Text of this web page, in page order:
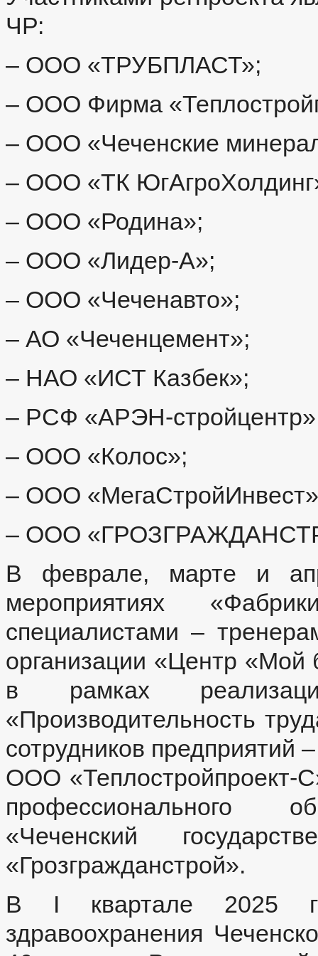
ЧР:
– ООО «ТРУБПЛАСТ»;
– ООО Фирма
– ООО «Чеченские
– ООО «ТК
– ООО «Родина»;
– ООО «Лидер-А»;
– ООО «Чеченавто»;
– АО «Чеченцемент»;
– НАО «ИСТ Казбек»;
– РСФ «АРЭН-
– ООО «Колос»;
– ООО
– ООО
В феврале, марте и
мероприятиях
специалистами –
организации «Центр «Мой
в рамках
«Производительность
сотрудников предприятий
ООО «Теплостройпроект-
профессионального
«Чеченский
«Грозгражданстрой».
В I квартале 2025
здравоохранения